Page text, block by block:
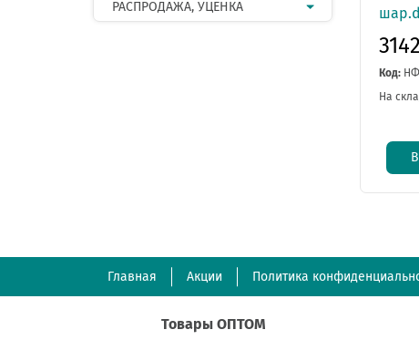
РАСПРОДАЖА, УЦЕНКА
3142
Код:
На
Главная Акции Политика
Товары ОПТОМ